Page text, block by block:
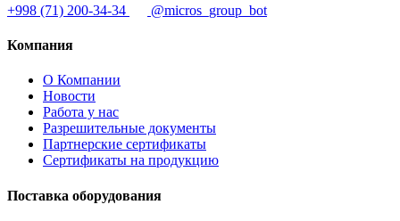
+998 (71) 200-34-34
@micros_group_bot
Компания
О Компании
Новости
Работа у нас
Разрешительные документы
Партнерские сертификаты
Сертификаты на продукцию
Поставка оборудования